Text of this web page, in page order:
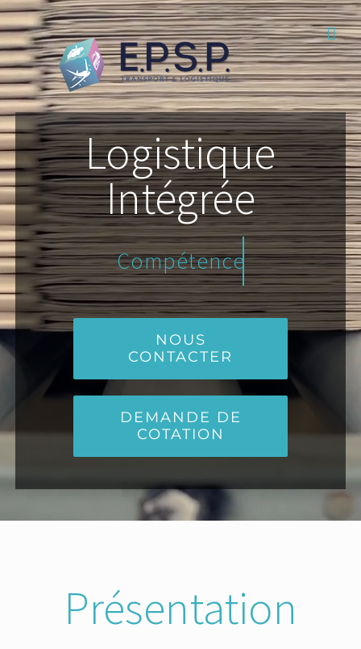
Passer
au
contenu
Logistique
Intégrée
NOUS
CONTACTER
DEMANDE DE
COTATION
Présentation